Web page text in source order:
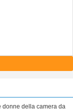
donne della camera da